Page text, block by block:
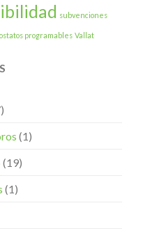
subvenciones
programables Vallat
(1)
(19)
(1)